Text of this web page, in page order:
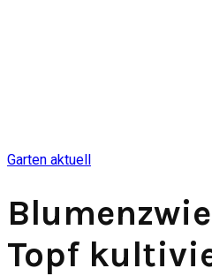
Garten aktuell
Topf